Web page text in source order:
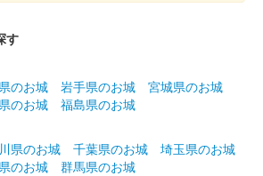
す
のお城 岩手県のお城
宮城県のお城
のお城
福島県のお城
県のお城 千葉県のお城
埼玉県のお城
のお城
群馬県のお城